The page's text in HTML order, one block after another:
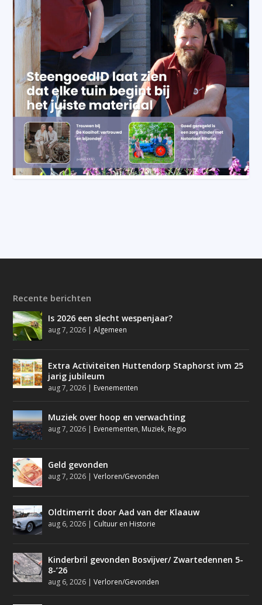
Recente berichten
Is 2026 een slecht wespenjaar?
aug 7, 2026 |Algemeen
Extra Activiteiten Huttendorp Staphorst ivm 25
jarig jubileum
aug 7, 2026 | Evenementen
Muziek over hoop en verwachting
aug 7, 2026 | Evenementen, Muziek, Regio
Geld gevonden
aug 7, 2026 |Verloren/Gevonden
Oldtimerrit door Aad van der Klaauw
aug 6, 2026 | Cultuur en Historie
Kinderbril gevonden Bosvijver/ Zwartedennen 5-
8-’26
aug 6, 2026 |Verloren/Gevonden